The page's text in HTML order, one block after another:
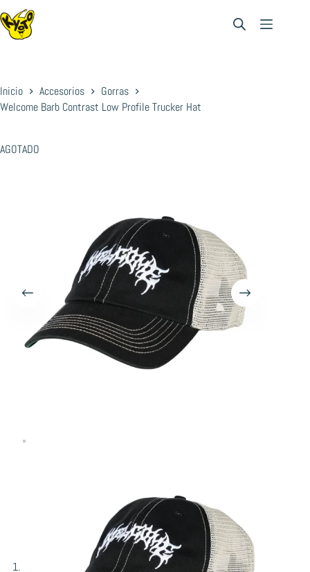
Saltar
al
contenido
Inicio Accesorios
Gorras
Welcome Barb Contrast Low Profile Trucker Hat
AGOTADO